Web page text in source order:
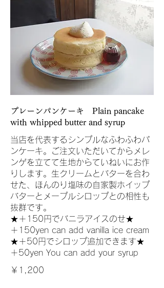
プレーンパンケーキ Plain pancake
with whipped butter and syrup
当店を代表するシンプルなふわふわパ
ンケーキ。ご注文いただいてからメレ
ンゲを立てて生地からていねいにお作
りします。生クリームとバターを合わ
せた、ほんのり塩味の自家製ホイップ
バターとメープルシロップとの相性も
抜群です。
★＋150円でバニラアイスのせ★
＋150yen can add vanilla ice cream
★＋50円でシロップ追加できます★
＋50yen You can add your syrup
￥1,200